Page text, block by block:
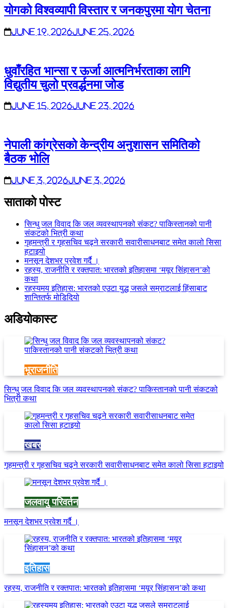
योगको विश्वव्यापी विस्तार र जनकपुरमा योग चेतना
June 19, 2026June 25, 2026
धुवाँरहित भान्सा र ऊर्जा आत्मनिर्भरताका लागि
विद्युतीय चुलो प्रवर्द्धनमा जोड
June 15, 2026June 23, 2026
नेपाली कांग्रेसको केन्द्रीय अनुशासन समितिको
बैठक भोलि
June 3, 2026June 3, 2026
साताकाे पाेस्ट
सिन्धु जल विवाद कि जल व्यवस्थापनको संकट? पाकिस्तानको पानी
संकटको भित्री कथा
गृहमन्त्री र गृहसचिव चढ्ने सरकारी सवारीसाधनबाट समेत कालो सिसा
हटाइयो
मनसून देशभर प्रवेश गर्दै ।
रहस्य, राजनीति र रक्तपात: भारतको इतिहासमा ‘मयूर सिंहासन’को
कथा
रहस्यमय इतिहास: भारतको एउटा युद्ध जसले सम्राटलाई हिंसाबाट
शान्तितर्फ मोडिदियो
अडियाेकास्ट
भूराजनीति
सिन्धु जल विवाद कि जल व्यवस्थापनको संकट? पाकिस्तानको पानी संकटको
भित्री कथा
खबर
गृहमन्त्री र गृहसचिव चढ्ने सरकारी सवारीसाधनबाट समेत कालो सिसा हटाइयो
जलवायु परिवर्तन
मनसून देशभर प्रवेश गर्दै ।
इतिहास
रहस्य, राजनीति र रक्तपात: भारतको इतिहासमा ‘मयूर सिंहासन’को कथा